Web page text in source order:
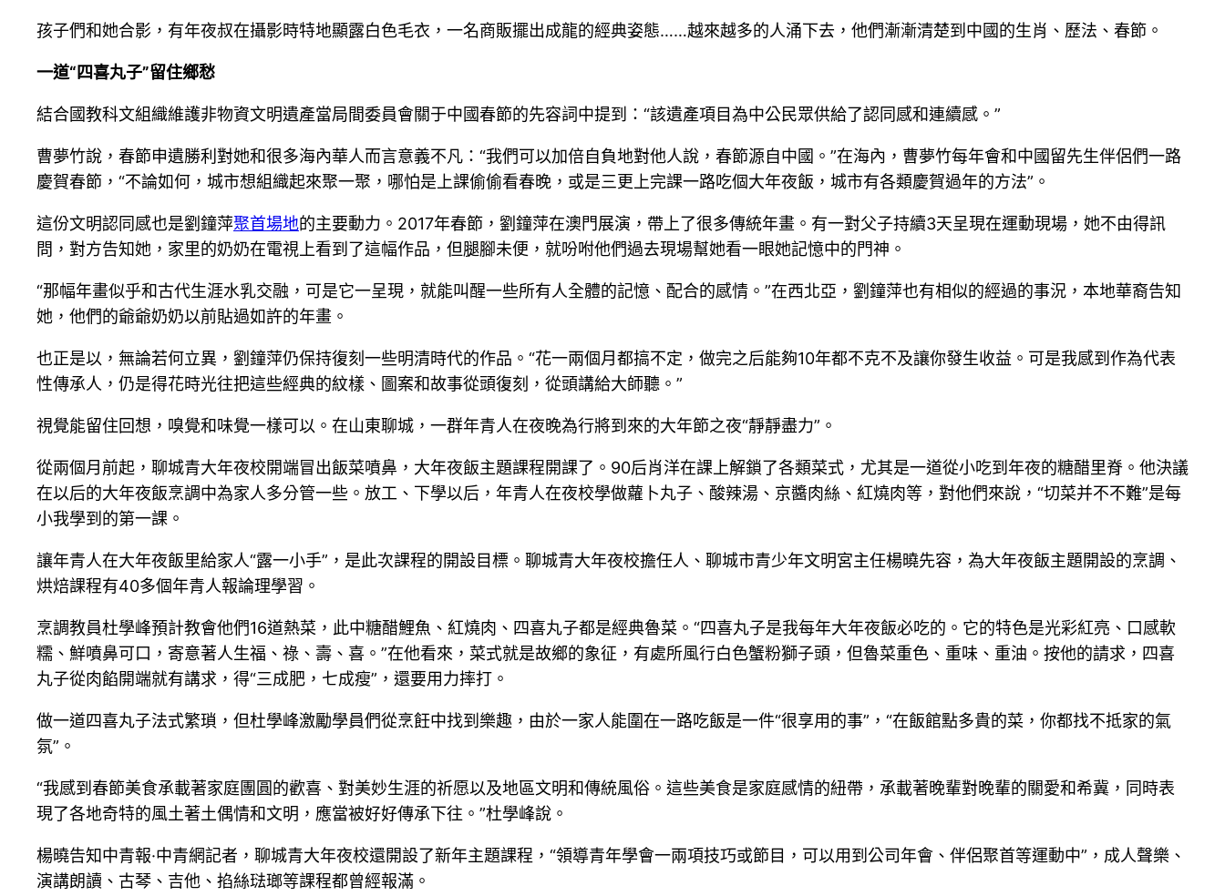
孩子們和她合影，有年夜叔在攝影時特地顯露白色毛衣，一名商販擺出成龍的經典姿態……越來越多的人涌下去，他們漸漸清楚到中國的生肖、歷法、春節。
一道“四喜丸子”留住鄉愁
結合國教科文組織維護非物資文明遺產當局間委員會關于中國春節的先容詞中提到：“該遺產項目為中公民眾供給了認同感和連續感。”
曹夢竹說，春節申遺勝利對她和很多海內華人而言意義不凡：“我們可以加倍自負地對他人說，春節源自中國。”在海內，曹夢竹每年會和中國留先生伴侶們一路
慶賀春節，“不論如何，城市想組織起來聚一聚，哪怕是上課偷偷看春晚，或是三更上完課一路吃個大年夜飯，城市有各類慶賀過年的方法”。
這份文明認同感也是劉鐘萍聚首場地的主要動力。2017年春節，劉鐘萍在澳門展演，帶上了很多傳統年畫。有一對父子持續3天呈現在運動現場，她不由得訊
問，對方告知她，家里的奶奶在電視上看到了這幅作品，但腿腳未便，就吩咐他們過去現場幫她看一眼她記憶中的門神。
“那幅年畫似乎和古代生涯水乳交融，可是它一呈現，就能叫醒一些所有人全體的記憶、配合的感情。”在西北亞，劉鐘萍也有相似的經過的事況，本地華裔告知
她，他們的爺爺奶奶以前貼過如許的年畫。
也正是以，無論若何立異，劉鐘萍仍保持復刻一些明清時代的作品。“花一兩個月都搞不定，做完之后能夠10年都不克不及讓你發生收益。可是我感到作為代表
性傳承人，仍是得花時光往把這些經典的紋樣、圖案和故事從頭復刻，從頭講給大師聽。”
視覺能留住回想，嗅覺和味覺一樣可以。在山東聊城，一群年青人在夜晚為行將到來的大年節之夜“靜靜盡力”。
從兩個月前起，聊城青大年夜校開端冒出飯菜噴鼻，大年夜飯主題課程開課了。90后肖洋在課上解鎖了各類菜式，尤其是一道從小吃到年夜的糖醋里脊。他決議
在以后的大年夜飯烹調中為家人多分管一些。放工、下學以后，年青人在夜校學做蘿卜丸子、酸辣湯、京醬肉絲、紅燒肉等，對他們來說，“切菜并不不難”是每
小我學到的第一課。
讓年青人在大年夜飯里給家人“露一小手”，是此次課程的開設目標。聊城青大年夜校擔任人、聊城市青少年文明宮主任楊曉先容，為大年夜飯主題開設的烹調、
烘焙課程有40多個年青人報論理學習。
烹調教員杜學峰預計教會他們16道熱菜，此中糖醋鯉魚、紅燒肉、四喜丸子都是經典魯菜。“四喜丸子是我每年大年夜飯必吃的。它的特色是光彩紅亮、口感軟
糯、鮮噴鼻可口，寄意著人生福、祿、壽、喜。”在他看來，菜式就是故鄉的象征，有處所風行白色蟹粉獅子頭，但魯菜重色、重味、重油。按他的請求，四喜
丸子從肉餡開端就有講求，得“三成肥，七成瘦”，還要用力摔打。
做一道四喜丸子法式繁瑣，但杜學峰激勵學員們從烹飪中找到樂趣，由於一家人能圍在一路吃飯是一件“很享用的事”，“在飯館點多貴的菜，你都找不抵家的氣
氛”。
“我感到春節美食承載著家庭團圓的歡喜、對美妙生涯的祈愿以及地區文明和傳統風俗。這些美食是家庭感情的紐帶，承載著晚輩對晚輩的關愛和希冀，同時表
現了各地奇特的風土著土偶情和文明，應當被好好傳承下往。”杜學峰說。
楊曉告知中青報·中青網記者，聊城青大年夜校還開設了新年主題課程，“領導青年學會一兩項技巧或節目，可以用到公司年會、伴侶聚首等運動中”，成人聲樂、
演講朗讀、古琴、吉他、掐絲琺瑯等課程都曾經報滿。